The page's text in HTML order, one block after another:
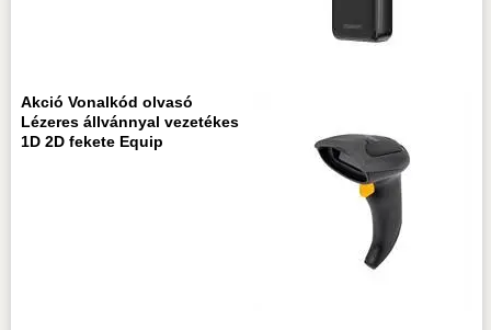
Akció Vonalkód olvasó
Lézeres állvánnyal vezetékes
1D 2D fekete Equip